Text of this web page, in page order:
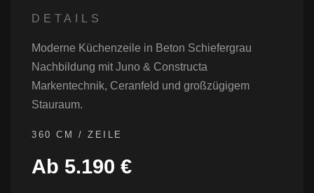
DETAILS
Moderne Küchenzeile in Beton Schiefergrau
Nachbildung mit Juno & Constructa
Markentechnik, Ceranfeld und großzügigem
Stauraum.
360 CM / ZEILE
Ab 5.190 €